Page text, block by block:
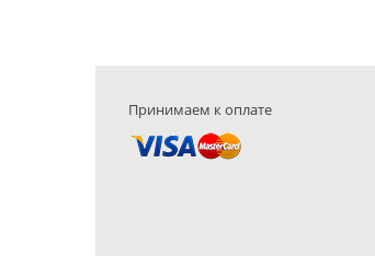
Принимаем к оплате